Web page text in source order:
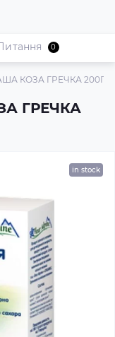
КОЗА ГРЕЧКА 200ГР
ГРЕЧКА
0
in stock